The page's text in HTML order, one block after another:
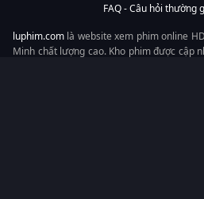
FAQ - Câu hỏi thường
luphim.com là website xem phim online
Minh chất lượng cao. Kho phim được cập